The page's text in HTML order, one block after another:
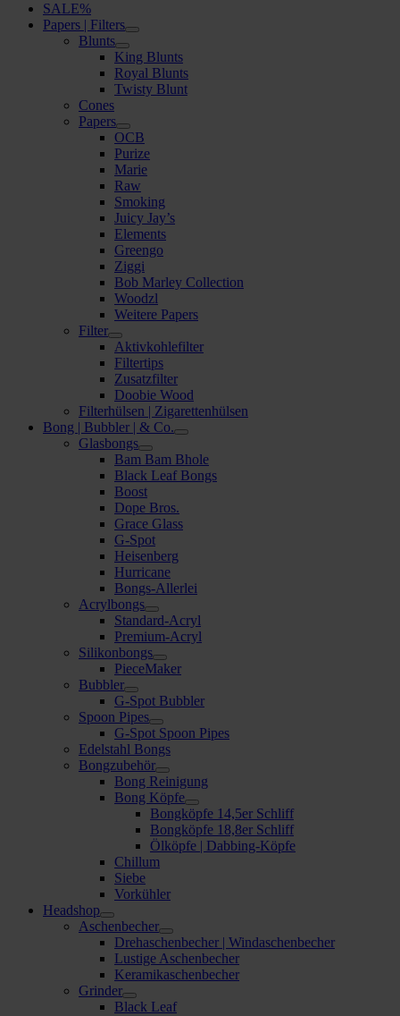
SALE%
Papers | Filters
Blunts
King Blunts
Royal Blunts
Twisty Blunt
Cones
Papers
OCB
Purize
Marie
Raw
Smoking
Juicy Jay’s
Elements
Greengo
Ziggi
Bob Marley Collection
Woodzl
Weitere Papers
Filter
Aktivkohlefilter
Filtertips
Zusatzfilter
Doobie Wood
Filterhülsen | Zigarettenhülsen
Bong | Bubbler | & Co.
Glasbongs
Bam Bam Bhole
Black Leaf Bongs
Boost
Dope Bros.
Grace Glass
G-Spot
Heisenberg
Hurricane
Bongs-Allerlei
Acrylbongs
Standard-Acryl
Premium-Acryl
Silikonbongs
PieceMaker
Bubbler
G-Spot Bubbler
Spoon Pipes
G-Spot Spoon Pipes
Edelstahl Bongs
Bongzubehör
Bong Reinigung
Bong Köpfe
Bongköpfe 14,5er Schliff
Bongköpfe 18,8er Schliff
Ölköpfe | Dabbing-Köpfe
Chillum
Siebe
Vorkühler
Headshop
Aschenbecher
Drehaschenbecher | Windaschenbecher
Lustige Aschenbecher
Keramikaschenbecher
Grinder
Black Leaf